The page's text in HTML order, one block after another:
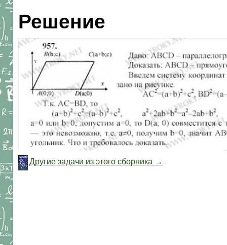
Решение
Другие задачи из этого сборника →